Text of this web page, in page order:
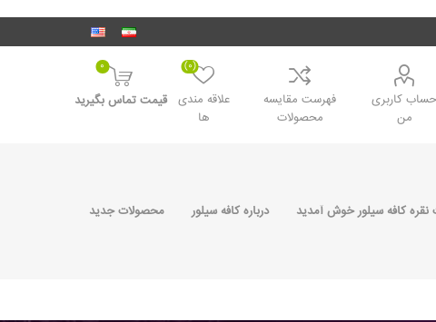
حساب کاربری
من
فهرست مقایسه
محصولات
علاقه مندی
ها
(0)
0
قیمت تماس بگیرید
کافه سیلور خوش آمدید درباره کافه سیلور محصولات جدید